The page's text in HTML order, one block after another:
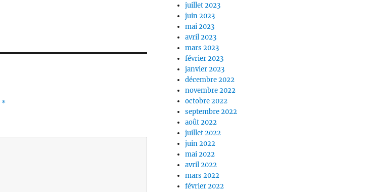
*
juillet 2023
juin 2023
mai 2023
avril 2023
mars 2023
février 2023
janvier 2023
décembre 2022
novembre 2022
octobre 2022
septembre 2022
août 2022
juillet 2022
juin 2022
mai 2022
avril 2022
mars 2022
février 2022